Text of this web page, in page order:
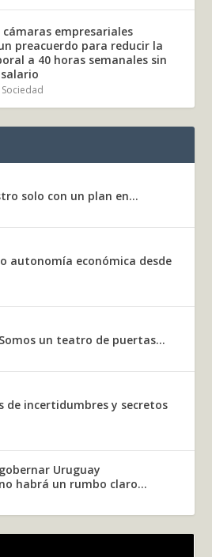
cámaras empresariales
preacuerdo para reducir la
a 40 horas semanales sin
Sociedad
solo con un plan en...
autonomía económica desde
un teatro de puertas...
de incertidumbres y secretos
habrá un rumbo claro...